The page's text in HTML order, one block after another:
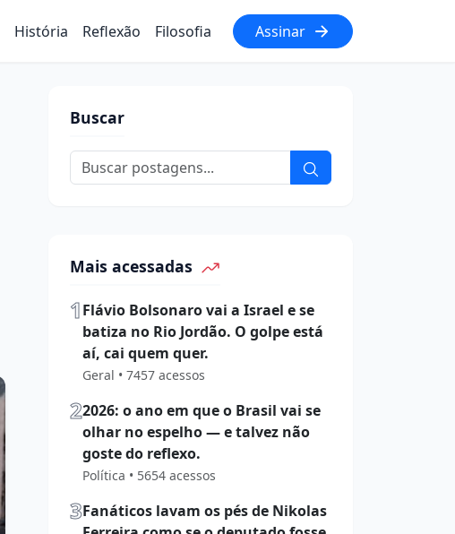
História Reflexão Filosofia Assinar
Buscar
Mais acessadas
1Flávio Bolsonaro vai a Israel e se
batiza no Rio Jordão. O golpe está
aí, cai quem quer.
Geral • 7457 acessos
22026: o ano em que o Brasil vai se
olhar no espelho — e talvez não
goste do reflexo.
Política • 5654 acessos
3Fanáticos lavam os pés de Nikolas